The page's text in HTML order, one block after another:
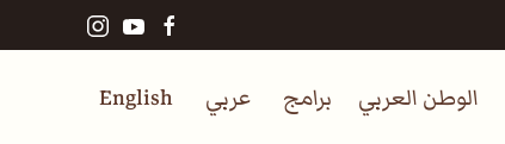
الوطن العربي برامج عربي English